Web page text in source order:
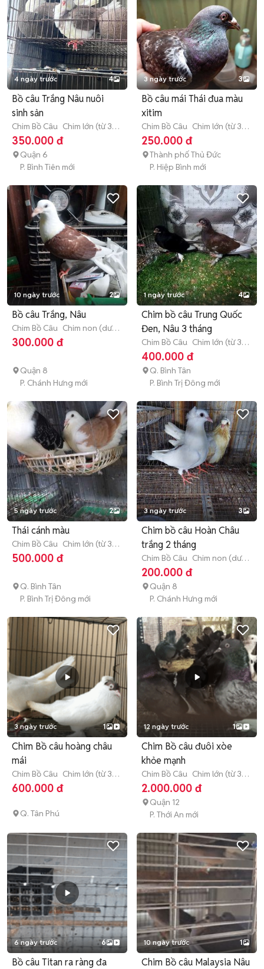
4 ngày trước 4
Bồ câu Trắng Nâu nuôi
sinh sản
Chim Bồ Câu Chim lớn (từ 3
tháng tuổi)
350.000 đ
Quận 6
P. Bình Tiên mới
3 ngày trước 3
Bồ câu mái Thái đua màu
xitim
Chim Bồ Câu Chim lớn (từ 3
tháng tuổi)
250.000 đ
Thành phố Thủ Đức
P. Hiệp Bình mới
10 ngày trước 2
Bồ câu Trắng, Nâu
Chim Bồ Câu Chim non (dưới
3 tháng tuổi)
300.000 đ
Quận 8
P. Chánh Hưng mới
1 ngày trước 4
Chim bồ câu Trung Quốc
Đen, Nâu 3 tháng
Chim Bồ Câu Chim lớn (từ 3
tháng tuổi)
400.000 đ
Q. Bình Tân
P. Bình Trị Đông mới
5 ngày trước 2
Thái cánh màu
Chim Bồ Câu Chim lớn (từ 3
tháng tuổi)
500.000 đ
Q. Bình Tân
P. Bình Trị Đông mới
3 ngày trước 3
Chim bồ câu Hoàn Châu
trắng 2 tháng
Chim Bồ Câu Chim non (dưới
3 tháng tuổi)
200.000 đ
Quận 8
P. Chánh Hưng mới
3 ngày trước 1
Chim Bồ câu hoàng châu
mái
Chim Bồ Câu Chim lớn (từ 3
tháng tuổi)
600.000 đ
Q. Tân Phú
12 ngày trước 1
Chim Bồ câu đuôi xòe
khỏe mạnh
Chim Bồ Câu Chim lớn (từ 3
tháng tuổi)
2.000.000 đ
Quận 12
P. Thới An mới
6 ngày trước 6
Bồ câu Titan ra ràng đa
10 ngày trước 1
Chim Bồ câu Malaysia Nâu